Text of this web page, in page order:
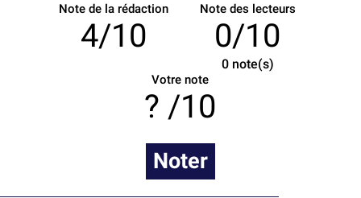
Note de la rédaction
4/10
Note des lecteurs
0/10
0note(s)
Votre note
/10
Noter